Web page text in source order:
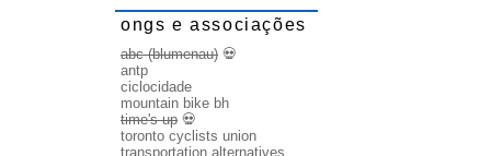
ongs e associações
abc (blumenau) 💀
antp
ciclocidade
mountain bike bh
time's up 💀
toronto cyclists union
transportation alternatives